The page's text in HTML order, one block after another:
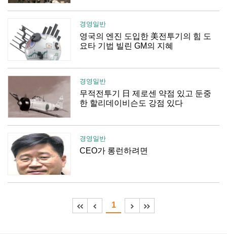
경영일반
영국의 엔진 도입한 美전투기의 힘 도
요타 기법 빌린 GM의 지혜
경영일반
무적전투기 日 제로센 약점 있고 둔중
한 할리데이비슨도 강점 있다
경영일반
CEO가 롱런하려면
1